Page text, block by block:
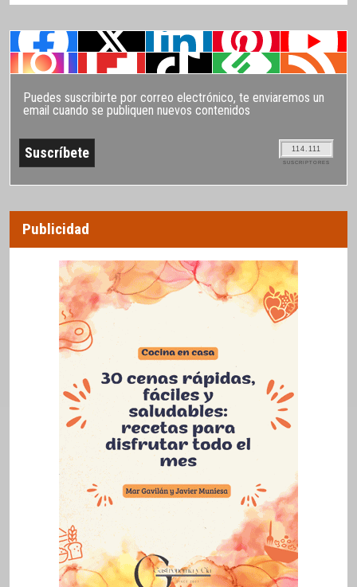
Puedes suscribirte por correo electrónico, te enviaremos un
email cuando se publiquen nuevos contenidos
114.111
SUSCRIPTORES
Publicidad